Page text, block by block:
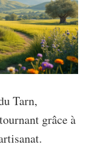
Tarn,
grâce à